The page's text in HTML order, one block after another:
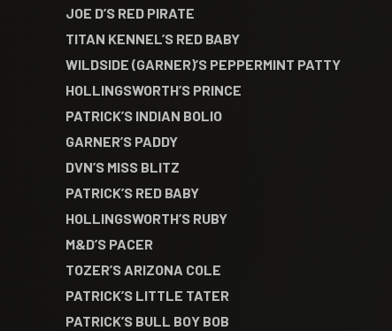
JOE D’S RED PIRATE
TITAN KENNEL’S RED BABY
WILDSIDE (GARNER)’S PEPPERMINT PATTY
HOLLINGSWORTH’S PRINCE
PATRICK’S INDIAN BOLIO
GARNER’S PADDY
DVN’S MISS BLITZ
PATRICK’S RED BABY
HOLLINGSWORTH’S RUBY
M&D’S PACER
TOZER’S ARIZONA COLE
PATRICK’S LITTLE TATER
PATRICK’S BULL BOY BOB